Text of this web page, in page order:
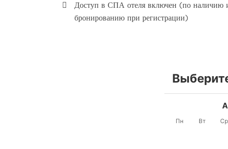
Доступ в СПА отеля включен (по наличию
бронированию при регистрации)
Пн Вт Ср